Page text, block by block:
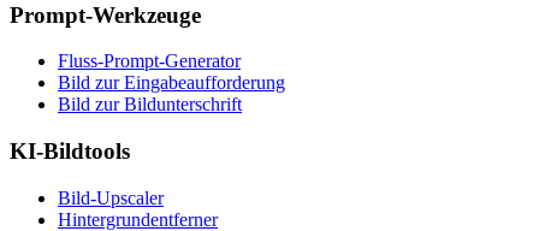
Prompt-Werkzeuge
Fluss-Prompt-Generator
Bild zur Eingabeaufforderung
Bild zur Bildunterschrift
KI-Bildtools
Bild-Upscaler
Hintergrundentferner